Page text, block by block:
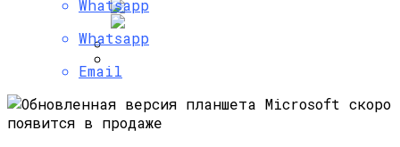
«Ошибка 1970» Дает Возможность
Устройство
Новосибирске Назвал Сервис
«Яндекс.Путешествия»
Whatsapp
Whatsapp
Email